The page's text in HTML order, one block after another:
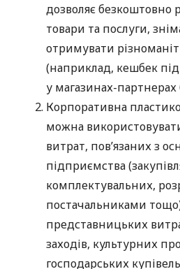
дозволяє безкоштовно
товари та послуги,
отримувати
(наприклад, кешбек під
у магазинах-партнерах
Корпоративна
можна
витрат, пов’язаних з
підприємства
комплектувальних,
постачальниками
представницьких
заходів, культурних
господарських